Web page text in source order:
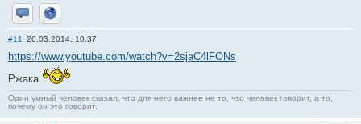
Отправить личное сообщение
Сайт
#11 26.03.2014, 10:37
https://www.youtube.com/watch?v=2sjaC4lFONs
Ржака
Один умный человек сказал, что для него важнее не то, что человек говорит, а то,
почему он это говорит.